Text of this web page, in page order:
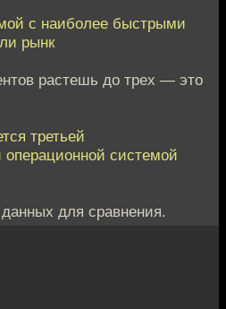
с наиболее быстрыми
рынк
растешь до трех — это
третьей
операционной системой
для сравнения.